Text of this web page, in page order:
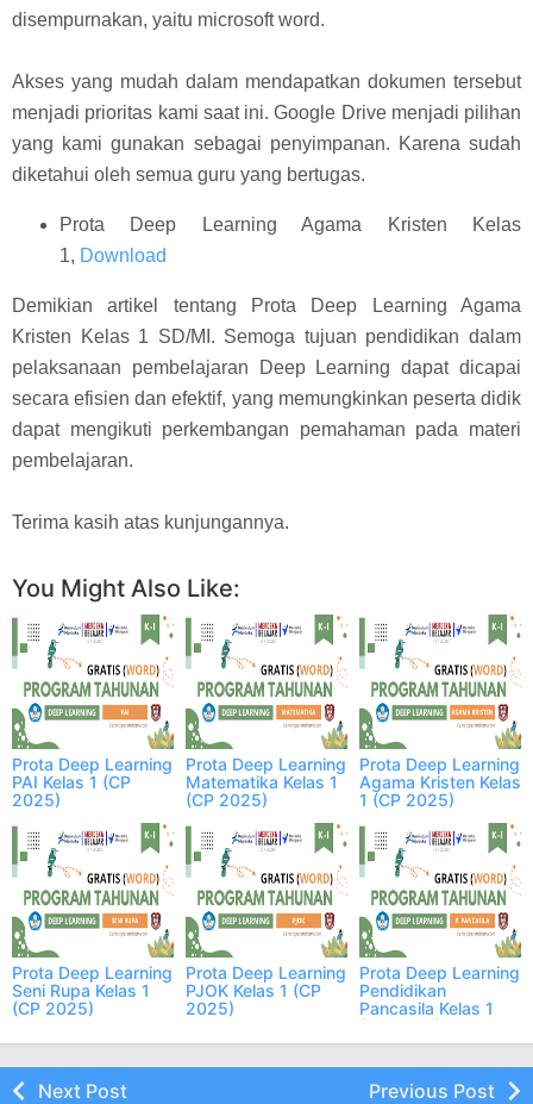
disempurnakan, yaitu microsoft word.
Akses yang mudah dalam mendapatkan dokumen tersebut
menjadi prioritas kami saat ini. Google Drive menjadi pilihan
yang kami gunakan sebagai penyimpanan. Karena sudah
diketahui oleh semua guru yang bertugas.
Prota Deep Learning Agama Kristen Kelas
1, Download
Demikian artikel tentang Prota Deep Learning Agama
Kristen Kelas 1 SD/MI. Semoga tujuan pendidikan dalam
pelaksanaan pembelajaran Deep Learning dapat dicapai
secara efisien dan efektif, yang memungkinkan peserta didik
dapat mengikuti perkembangan pemahaman pada materi
pembelajaran.
Terima kasih atas kunjungannya.
You Might Also Like:
Prota Deep Learning
PAI Kelas 1 (CP
2025)
Prota Deep Learning
Matematika Kelas 1
(CP 2025)
Prota Deep Learning
Agama Kristen Kelas
1 (CP 2025)
Prota Deep Learning
Seni Rupa Kelas 1
(CP 2025)
Prota Deep Learning
PJOK Kelas 1 (CP
2025)
Prota Deep Learning
Pendidikan
Pancasila Kelas 1
(CP 2025)
Next Post Previous Post